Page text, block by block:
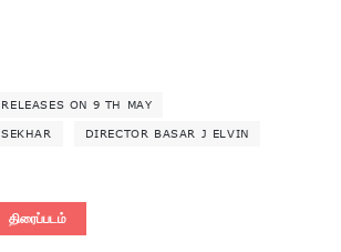
ON 9 TH MAY
DIRECTOR BASAR J ELVIN
திரைப்படம்